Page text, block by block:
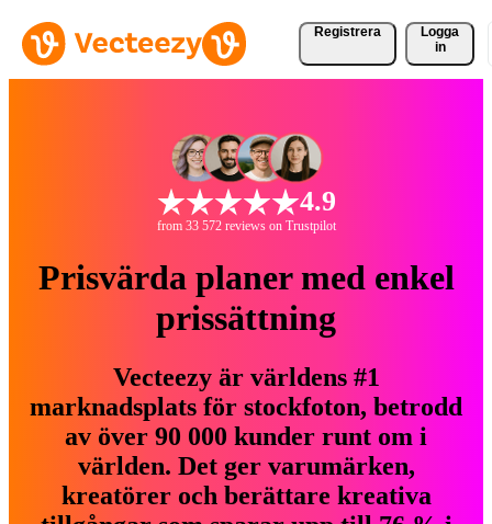
Registrera
Logga
in
4.9
from 33 572 reviews on Trustpilot
Prisvärda planer med enkel
prissättning
Vecteezy är världens #1
marknadsplats för stockfoton, betrodd
av över 90 000 kunder runt om i
världen. Det ger varumärken,
kreatörer och berättare kreativa